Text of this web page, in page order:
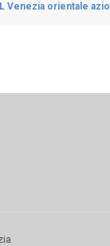
Venezia orientale